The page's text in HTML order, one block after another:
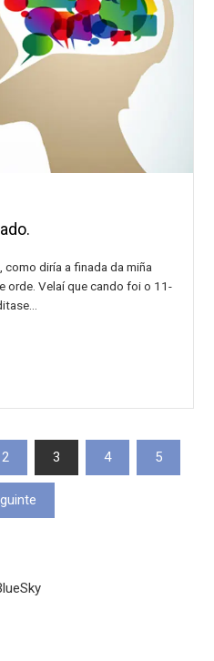
como diría a finada da miña
orde. Velaí que cando foi o 11-
2 3 4 5